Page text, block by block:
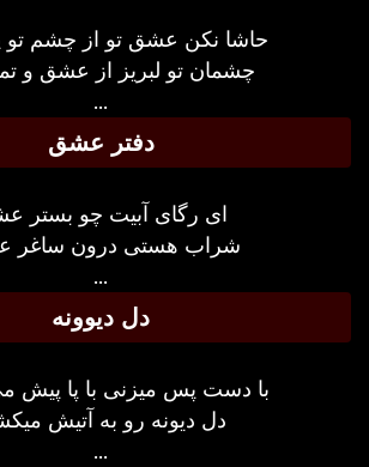
حاشا نکن عشق تو از چشم تو
چشمان تو لبریز از عشق و
دفتر عشق
ای رگای آبیت چو بستر
شراب هستی درون ساغر
دل دیوونه
با دست پس میزنی با پا پیش
دل دیونه رو به آتیش